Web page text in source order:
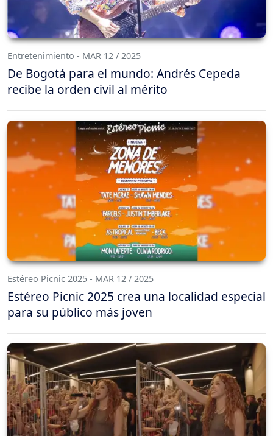
Entretenimiento - MAR 12 / 2025
De Bogotá para el mundo: Andrés Cepeda
recibe la orden civil al mérito
Estéreo Picnic 2025 - MAR 12 / 2025
Estéreo Picnic 2025 crea una localidad especial
para su público más joven